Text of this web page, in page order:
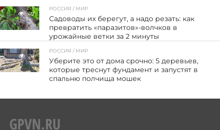
49
РОССИЯ / МИР
Садоводы их берегут, а надо резать: как
превратить «паразитов»-волчков в
урожайные ветки за 2 минуты
28
РОССИЯ / МИР
Уберите это от дома срочно: 5 деревьев,
которые треснут фундамент и запустят в
спальню полчища мошек